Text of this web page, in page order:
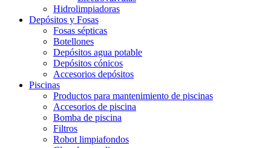
Hidrolimpiadoras
Depósitos y Fosas
Fosas sépticas
Botellones
Depósitos agua potable
Depósitos cónicos
Accesorios depósitos
Piscinas
Productos para mantenimiento de piscinas
Accesorios de piscina
Bomba de piscina
Filtros
Robot limpiafondos